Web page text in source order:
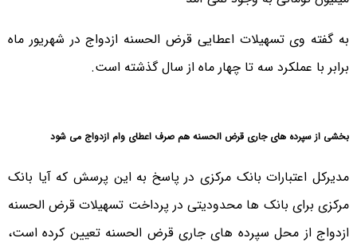
به گفته وی تسهیلات اعطایی قرض الحسنه ازدواج در شهریور ماه
برابر با عملکرد سه تا چهار ماه از سال گذشته است.
بخشی از سپرده های جاری قرض الحسنه هم صرف اعطای وام ازدواج می شود
مدیرکل اعتبارات بانک مرکزی در پاسخ به این پرسش که آیا بانک
مرکزی برای بانک ها محدودیتی در پرداخت تسهیلات قرض الحسنه
ازدواج از محل سپرده های جاری قرض الحسنه تعیین کرده است،